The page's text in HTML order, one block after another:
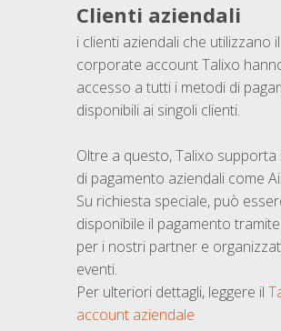
Clienti aziendali
i clienti aziendali che utilizzano il
corporate account Talixo
accesso a tutti i metodi di
disponibili ai singoli clienti.
Oltre a questo, Talixo supporta
di pagamento aziendali come
Su richiesta speciale, può
disponibile il pagamento
per i nostri partner e
eventi.
Per ulteriori dettagli, leggere il
account aziendale